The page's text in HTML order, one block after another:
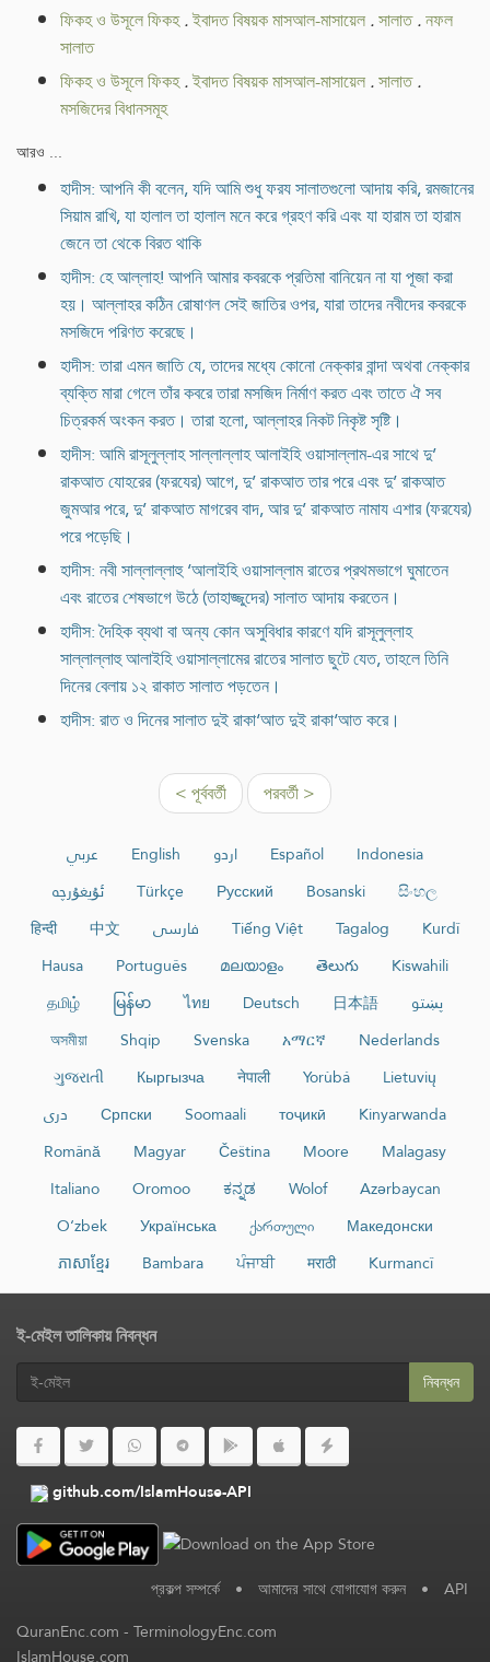
ফিকহ ও উসূলে ফিকহ.ইবাদত বিষয়ক মাসআল-মাসায়েল.সালাত.নফল
সালাত
ফিকহ ও উসূলে ফিকহ.ইবাদত বিষয়ক মাসআল-মাসায়েল.সালাত.
মসজিদের বিধানসমূহ
আরও ...
হাদীস: আপনি কী বলেন, যদি আমি শুধু ফরয সালাতগুলো আদায় করি, রমজানের
সিয়াম রাখি, যা হালাল তা হালাল মনে করে গ্রহণ করি এবং যা হারাম তা হারাম
জেনে তা থেকে বিরত থাকি
হাদীস: হে আল্লাহ! আপনি আমার কবরকে প্রতিমা বানিয়েন না যা পূজা করা
হয়। আল্লাহর কঠিন রোষাণল সেই জাতির ওপর, যারা তাদের নবীদের কবরকে
মসজিদে পরিণত করেছে।
হাদীস: তারা এমন জাতি যে, তাদের মধ্যে কোনো নেক্কার বান্দা অথবা নেক্কার
ব্যক্তি মারা গেলে তাঁর কবরে তারা মসজিদ নির্মাণ করত এবং তাতে ঐ সব
চিত্রকর্ম অংকন করত। তারা হলো, আল্লাহর নিকট নিকৃষ্ট সৃষ্টি।
হাদীস: আমি রাসূলুল্লাহ সাল্লাল্লাহ আলাইহি ওয়াসাল্লাম-এর সাথে দু’
রাকআত যোহরের (ফরযের) আগে, দু’ রাকআত তার পরে এবং দু’ রাকআত
জুমআর পরে, দু’ রাকআত মাগরেব বাদ, আর দু’ রাকআত নামায এশার (ফরযের)
পরে পড়েছি।
হাদীস: নবী সাল্লাল্লাহু ‘আলাইহি ওয়াসাল্লাম রাতের প্রথমভাগে ঘুমাতেন
এবং রাতের শেষভাগে উঠে (তাহাজ্জুদের) সালাত আদায় করতেন।
হাদীস: দৈহিক ব্যথা বা অন্য কোন অসুবিধার কারণে যদি রাসূলুল্লাহ
সাল্লাল্লাহু আলাইহি ওয়াসাল্লামের রাতের সালাত ছুটে যেত, তাহলে তিনি
দিনের বেলায় ১২ রাকাত সালাত পড়তেন।
হাদীস: রাত ও দিনের সালাত দুই রাকা‘আত দুই রাকা‘আত করে।
< পূর্ববর্তী পরবর্তী >
عربي English اردو Español
Indonesia
ئۇيغۇرچە
Türkçe Русский Bosanski
සිංහල
हिन्दी
中文 فارسی Tiếng Việt Tagalog
Kurdî
Hausa
Português മലയാളം తెలుగు
Kiswahili
தமிழ்
မြန်မာ ไทย Deutsch 日本語
پښتو
অসমীয়া
Shqip Svenska አማርኛ
Nederlands
ગુજરાતી
Кыргызча नेपाली Yorùbá
Lietuvių
دری
Српски Soomaali тоҷикӣ
Kinyarwanda
Română
Magyar Čeština Moore
Malagasy
Italiano
Oromoo ಕನ್ನಡ Wolof
Azərbaycan
O‘zbek
Українська ქართული
Македонски
ភាសាខ្មែរ
Bambara ਪੰਜਾਬੀ मराठी Kurmancî
ই-মেইল তালিকায় নিবন্ধন
নিবন্ধন
github.com/IslamHouse-API
প্রকল্প সম্পর্কে • আমাদের সাথে যোগাযোগ করুন • API
QuranEnc.com-TerminologyEnc.com